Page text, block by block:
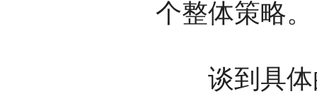
个整体策略。
谈到具体